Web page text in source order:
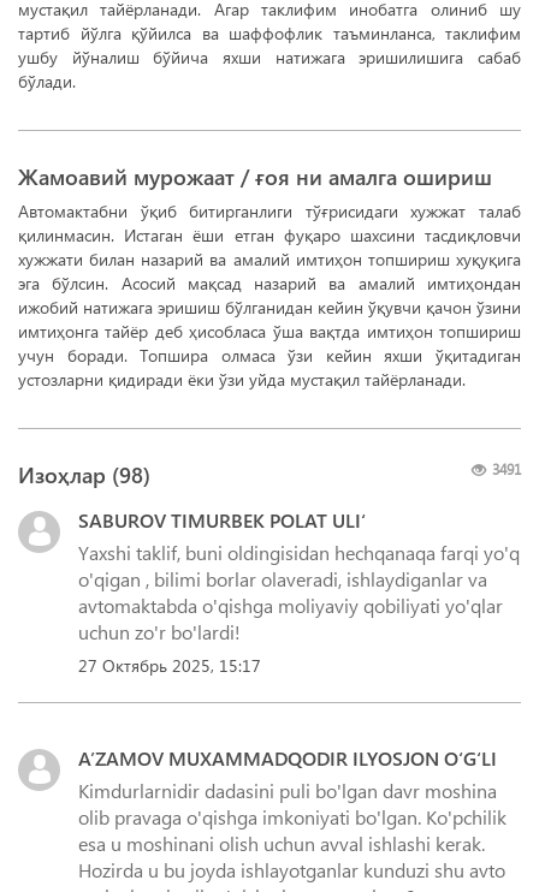
мустақил тайёрланади. Агар таклифим инобатга олиниб шу
тартиб йўлга қўйилса ва шаффофлик таъминланса, таклифим
ушбу йўналиш бўйича яхши натижага эришилишига сабаб
бўлади.
Жамоавий мурожаат / ғоя ни амалга ошириш
Автомактабни ўқиб битирганлиги тўғрисидаги хужжат талаб
қилинмасин. Истаган ёши етган фуқаро шахсини тасдиқловчи
хужжати билан назарий ва амалий имтиҳон топшириш хуқуқига
эга бўлсин. Асосий мақсад назарий ва амалий имтиҳондан
ижобий натижага эришиш бўлганидан кейин ўқувчи қачон ўзини
имтиҳонга тайёр деб ҳисобласа ўша вақтда имтиҳон топшириш
учун боради. Топшира олмаса ўзи кейин яхши ўқитадиган
устозларни қидиради ёки ўзи уйда мустақил тайёрланади.
3491
Изоҳлар (98)
SABUROV TIMURBEK POLAT ULI‘
Yaxshi taklif, buni oldingisidan hechqanaqa farqi yo'q
o'qigan , bilimi borlar olaveradi, ishlaydiganlar va
avtomaktabda o'qishga moliyaviy qobiliyati yo'qlar
uchun zo'r bo'lardi!
27 Октябрь 2025, 15:17
A’ZAMOV MUXAMMADQODIR ILYOSJON O‘G‘LI
Kimdurlarnidir dadasini puli bo'lgan davr moshina
olib pravaga o'qishga imkoniyati bo'lgan. Ko'pchilik
esa u moshinani olish uchun avval ishlashi kerak.
Hozirda u bu joyda ishlayotganlar kunduzi shu avto